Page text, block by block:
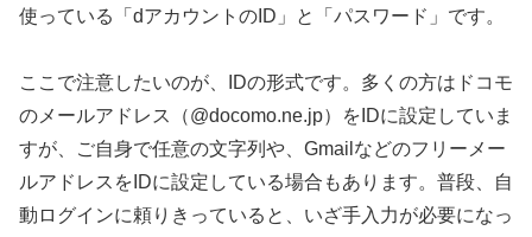
使っている「dアカウントのID」と「パスワード」です。
ここで注意したいのが、IDの形式です。多くの方はドコモ
のメールアドレス（@docomo.ne.jp）をIDに設定していま
すが、ご自身で任意の文字列や、Gmailなどのフリーメー
ルアドレスをIDに設定している場合もあります。普段、自
動ログインに頼りきっていると、いざ手入力が必要になっ